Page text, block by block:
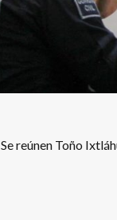
Se reúnen Toño